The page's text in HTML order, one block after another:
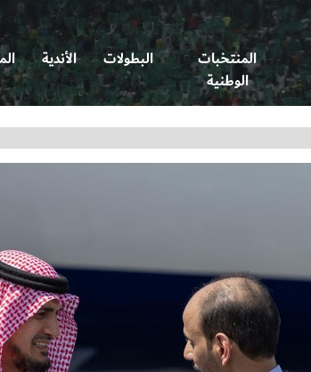
المنتخبات
الوطنية
البطولات الأندية